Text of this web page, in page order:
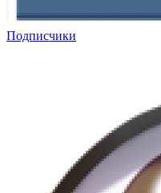
Подписчики